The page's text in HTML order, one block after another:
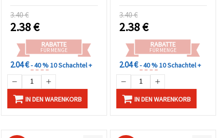
3.40 €
2.38€
RABATTE
FÜR MENGE
2.04 €- 40 %10 Schachtel +
IN DEN WARENKORB
3.40 €
2.38€
RABATTE
FÜR MENGE
2.04 €- 40 %10 Schachtel +
IN DEN WARENKORB